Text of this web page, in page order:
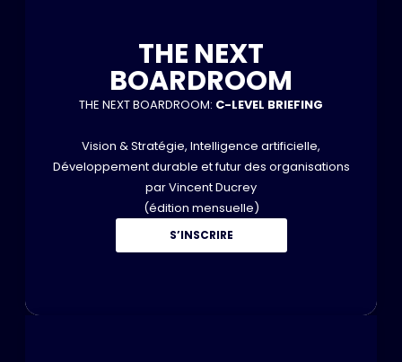
THE NEXT
BOARDROOM
THE NEXT BOARDROOM: C-LEVEL BRIEFING
Vision & Stratégie, Intelligence artificielle,
Développement durable et futur des organisations
par Vincent Ducrey
(édition mensuelle)
S’INSCRIRE